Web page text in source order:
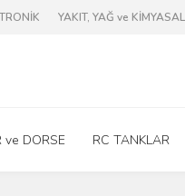
YAKIT, YAĞ ve
ve DORSE RC TANKLAR